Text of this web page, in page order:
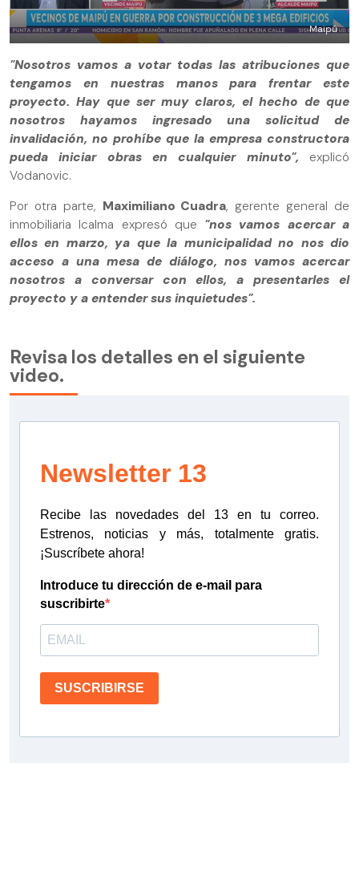
Maipú
"Nosotros vamos a votar todas las atribuciones que
tengamos en nuestras manos para frentar este
proyecto. Hay que ser muy claros, el hecho de que
nosotros hayamos ingresado una solicitud de
invalidación, no prohíbe que la empresa constructora
pueda iniciar obras en cualquier minuto", explicó
Vodanovic.
Por otra parte, Maximiliano Cuadra, gerente general de
inmobiliaria Icalma expresó que "nos vamos acercar a
ellos en marzo, ya que la municipalidad no nos dio
acceso a una mesa de diálogo, nos vamos acercar
nosotros a conversar con ellos, a presentarles el
proyecto y a entender sus inquietudes".
Revisa los detalles en el siguiente
video.
Newsletter 13
Recibe las novedades del 13 en tu correo.
Estrenos, noticias y más, totalmente gratis.
¡Suscríbete ahora!
Introduce tu dirección de e-mail para
suscribirte
SUSCRIBIRSE